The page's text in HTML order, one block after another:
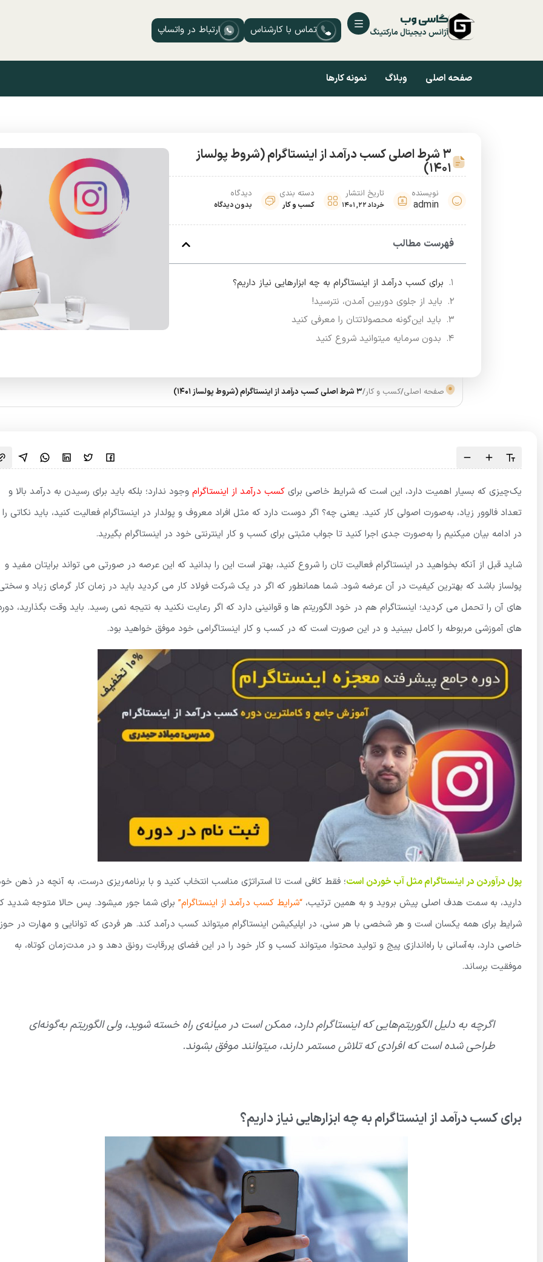
گاسی وب
آژانس دیجیتال مارکتینگ تماس با کارشناس ارتباط در واتساپ
صفحه اصلی وبلاگ نمونه کارها
3 شرط اصلی کسب درآمد از اینستاگرام (شروط پولساز
1401)
نویسنده
admin
تاریخ انتشار
خرداد 22, 1401
دسته بندی
کسب و کار
دیدگاه
بدون دیدگاه
فهرست مطالب
برای کسب درآمد از اینستاگرام به چه ابزارهایی نیاز داریم؟
باید از جلوی دوربین آمدن، نترسید!
باید این‌گونه محصولاتتان را معرفی کنید
بدون سرمایه میتوانید شروع کنید
صفحه اصلی/کسب و کار/3 شرط اصلی کسب درآمد از اینستاگرام (شروط پولساز 1401)
یک‌چیزی که بسیار اهمیت دارد، این است که شرایط خاصی برای کسب درآمد از اینستاگرام وجود ندارد؛ بلکه باید برای رسیدن به درآمد بالا و
تعداد فالوور زیاد، به‌صورت اصولی کار کنید. یعنی چه؟ اگر دوست دارد که مثل افراد معروف و پولدار در اینستاگرام فعالیت کنید، باید نکاتی
در ادامه بیان میکنیم را به‌صورت جدی اجرا کنید تا جواب مثبتی برای کسب و کار اینترنتی خود در اینستاگرام بگیرید.
شاید قبل از آنکه بخواهید در اینستاگرام فعالیت تان را شروع کنید، بهتر است این را بدانید که این عرصه در صورتی می تواند برایتان مفید و
پولساز باشد که بهترین کیفیت در آن عرضه شود. شما همانطور که اگر در یک شرکت فولاد کار می کردید باید در زمان کار گرمای زیاد و
های آن را تحمل می کردید؛ اینستاگرام هم در خود الگوریتم ها و قوانینی دارد که اگر رعایت نکنید به نتیجه نمی رسید. باید وقت بگذارید،
های آموزشی مربوطه را کامل ببینید و در این صورت است که در کسب و کار اینستاگرامی خود موفق خواهید بود.
پول درآوردن در اینستاگرام مثل آب خوردن است؛ فقط کافی است تا استراتژی مناسب انتخاب کنید و با برنامه‌ریزی درست، به آنچه در ذهن
دارید، به سمت هدف اصلی پیش بروید و به همین ترتیب، “شرایط کسب درآمد از اینستاگرام” برای شما جور میشود. پس حالا متوجه شدید
شرایط برای همه یکسان است و هر شخصی با هر سنی، در اپلیکیشن اینستاگرام میتواند کسب درآمد کند. هر فردی که توانایی و مهارت در
خاصی دارد، به‌آسانی با راه‌اندازی پیج و تولید محتوا، میتواند کسب و کار خود را در این فضای پررقابت رونق دهد و در مدت‌زمان کوتاه، به
موفقیت برساند.
اگرچه به دلیل الگوریتم‌هایی که اینستاگرام دارد، ممکن است در میانه‌ی راه خسته شوید، ولی الگوریتم به‌گونه‌ای
طراحی شده است که افرادی که تلاش مستمر دارند، میتوانند موفق بشوند.
برای کسب درآمد از اینستاگرام به چه ابزارهایی نیاز داریم؟